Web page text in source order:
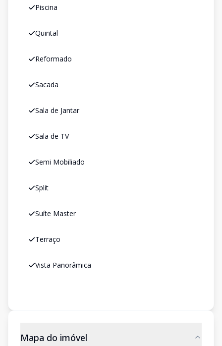
Piscina
Quintal
Reformado
Sacada
Sala de Jantar
Sala de TV
Semi Mobiliado
Split
Suíte Master
Terraço
Vista Panorâmica
Mapa do imóvel